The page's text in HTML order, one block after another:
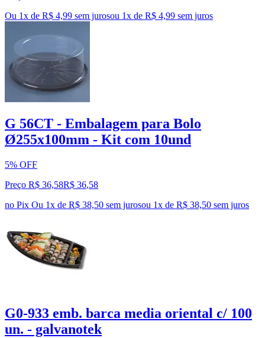
Ou 1x de R$ 4,99 sem jurosou 1x de R$ 4,99 sem juros
G 56CT - Embalagem para Bolo
Ø255x100mm - Kit com 10und
5% OFF
Preço R$ 36,58R$ 36,58
no Pix Ou 1x de R$ 38,50 sem jurosou 1x de R$ 38,50 sem juros
G0-933 emb. barca media oriental c/ 100
un. - galvanotek